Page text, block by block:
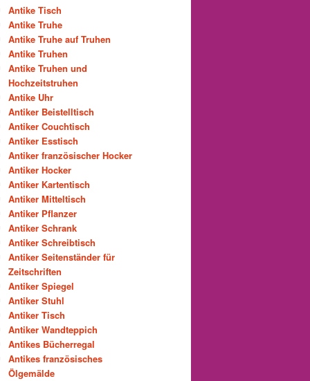
Antike Tisch
Antike Truhe
Antike Truhe auf Truhen
Antike Truhen
Antike Truhen und
Hochzeitstruhen
Antike Uhr
Antiker Beistelltisch
Antiker Couchtisch
Antiker Esstisch
Antiker französischer Hocker
Antiker Hocker
Antiker Kartentisch
Antiker Mitteltisch
Antiker Pflanzer
Antiker Schrank
Antiker Schreibtisch
Antiker Seitenständer für
Zeitschriften
Antiker Spiegel
Antiker Stuhl
Antiker Tisch
Antiker Wandteppich
Antikes Bücherregal
Antikes französisches
Ölgemälde